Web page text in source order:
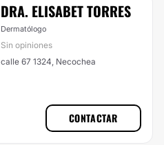
DRA. ELISABET TORRES
Dermatólogo
Sin opiniones
calle 67 1324, Necochea
CONTACTAR